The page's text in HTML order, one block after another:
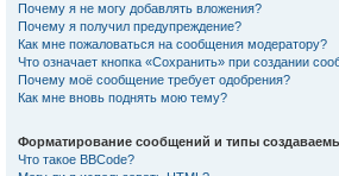
Почему я не могу добавлять вложения?
Почему я получил предупреждение?
Как мне пожаловаться на сообщения модератору?
Что означает кнопка «Сохранить» при создании
Почему моё сообщение требует одобрения?
Как мне вновь поднять мою тему?
Форматирование сообщений и типы
Что такое BBCode?